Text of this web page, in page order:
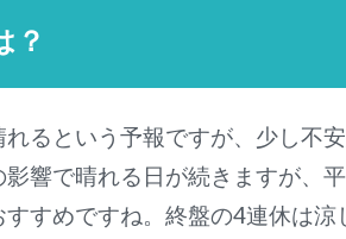
？
るという予報ですが、少し不
響で晴れる日が続きますが、
すめですね。終盤の4連休は涼